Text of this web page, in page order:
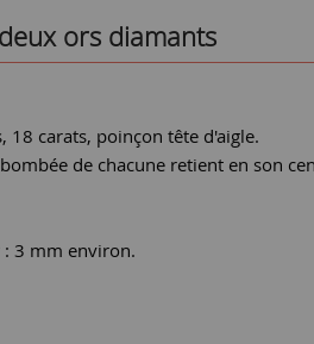
ors diamants
18 carats, poinçon tête d'aigle.
de chacune retient en son
3 mm environ.